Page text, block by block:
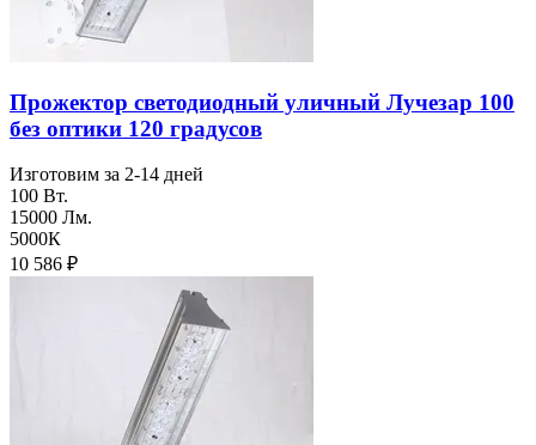
Прожектор светодиодный уличный Лучезар 100
без оптики 120 градусов
Изготовим за 2-14 дней
100 Вт.
15000 Лм.
5000К
10 586 ₽